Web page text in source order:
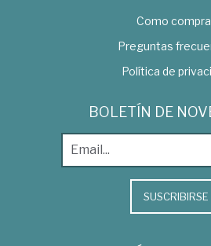
Como
Preguntas
Política de
BOLETÍN DE
SUSCRIBIRSE